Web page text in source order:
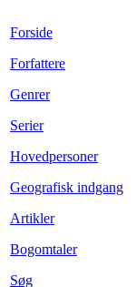
Forside
Forfattere
Genrer
Serier
Hovedpersoner
Geografisk indgang
Artikler
Bogomtaler
Søg